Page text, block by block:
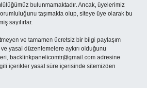
bulunmamaktadır. Ancak, üyelerimiz
taşımakta olup, siteye üye olarak bu
sayılırlar.
ve tamamen ücretsiz bir bilgi paylaşım
yasal düzenlemelere aykırı olduğunu
backlinkpanelicomtr@gmail.com adresine
içerikler yasal süre içerisinde sitemizden